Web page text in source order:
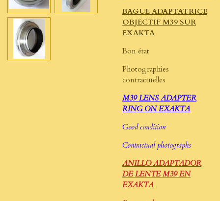
BAGUE ADAPTATRICE
OBJECTIF M39 SUR
EXAKTA
Bon état
Photographies
contractuelles
M39 LENS ADAPTER
RING ON EXAKTA
Good condition
Contractual photographs
ANILLO ADAPTADOR
DE LENTE M39 EN
EXAKTA